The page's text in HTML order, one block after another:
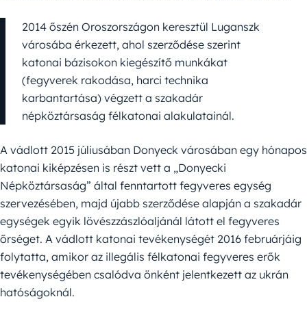
2014 őszén Oroszországon keresztül Luganszk
városába érkezett, ahol szerződése szerint
katonai bázisokon kiegészítő munkákat
(fegyverek rakodása, harci technika
karbantartása) végzett a szakadár
népköztársaság félkatonai alakulatainál.
A vádlott 2015 júliusában Donyeck városában egy hónapos
katonai kiképzésen is részt vett a „Donyecki
Népköztársaság” által fenntartott fegyveres egység
szervezésében, majd újabb szerződése alapján a szakadár
egységek egyik lövészzászlóaljánál látott el fegyveres
őrséget. A vádlott katonai tevékenységét 2016 februárjáig
folytatta, amikor az illegális félkatonai fegyveres erők
tevékenységében csalódva önként jelentkezett az ukrán
hatóságoknál.